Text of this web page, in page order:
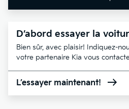
D’abord essayer la
Bien sûr, avec plaisir! Indiquez-
votre partenaire Kia vous
L’essayer maintenant!